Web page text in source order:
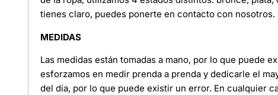
tienes claro, puedes ponerte en contacto con nosotros.
MEDIDAS
Las medidas están tomadas a mano, por lo que puede
esforzamos en medir prenda a prenda y dedicarle el
del día, por lo que puede existir un error. En cualquier